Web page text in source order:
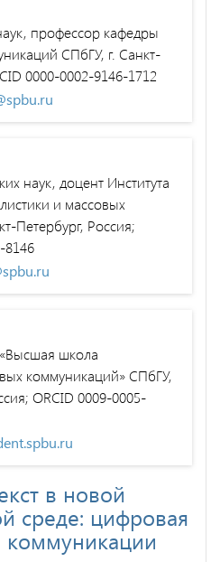
профессор кафедры
СПбГУ, г. Санкт-
0000-0002-9146-1712
наук, доцент Института
и массовых
Петербург, Россия;
8146
школа
коммуникаций» СПбГУ,
ORCID 0009-0005-
в новой
среде: цифровая
коммуникации